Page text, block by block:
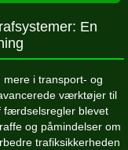
En
mere i transport- og
værktøjer til
færdselsregler blevet
og påmindelser om
trafiksikkerheden